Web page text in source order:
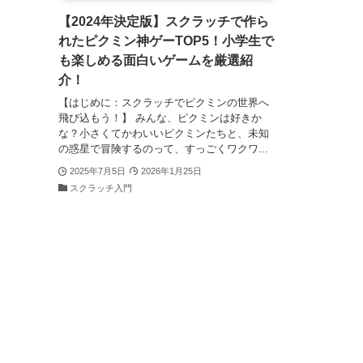
【2024年決定版】スクラッチで作ら
れたピクミン神ゲーTOP5！小学生で
も楽しめる面白いゲームを厳選紹
介！
【はじめに：スクラッチでピクミンの世界へ
飛び込もう！】 みんな、ピクミンは好きか
な？小さくてかわいいピクミンたちと、未知
の惑星で冒険するのって、すっごくワクワ...
2025年7月5日
2026年1月25日
スクラッチ入門